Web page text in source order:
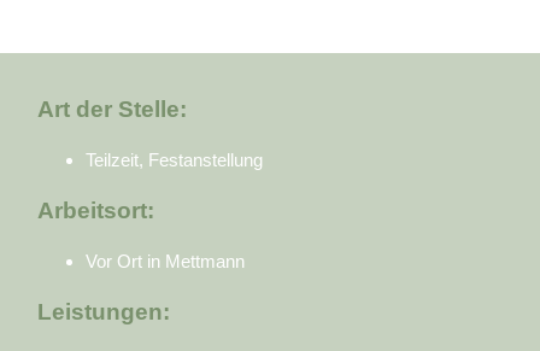
Art der Stelle:
Teilzeit, Festanstellung
Arbeitsort:
Vor Ort in Mettmann
Leistungen: